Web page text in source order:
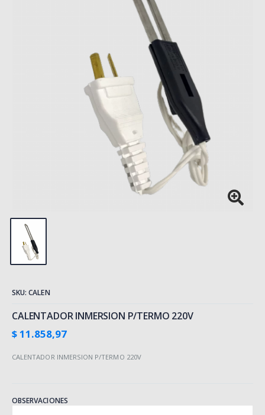
SKU: CALEN
CALENTADOR INMERSION P/TERMO 220V
$ 11.858,97
CALENTADOR INMERSION P/TERMO 220V
OBSERVACIONES